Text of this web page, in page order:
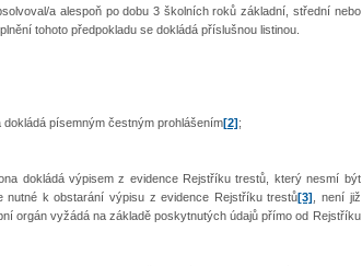
a alespoň po dobu 3 školních roků základní, střední nebo
tohoto předpokladu se dokládá příslušnou listinou.
písemným čestným prohlášením[2];
dokládá výpisem z evidence Rejstříku trestů, který nesmí být
k obstarání výpisu z evidence Rejstříku trestů[3]
, není již
orgán vyžádá na základě poskytnutých údajů přímo od Rejstříku